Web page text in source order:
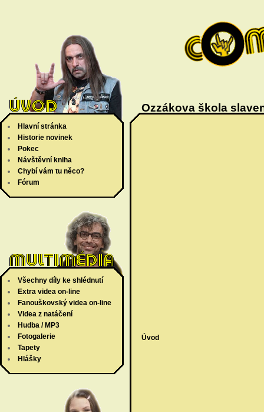
Hlavní stránka
Historie novinek
Pokec
Návštěvní kniha
Chybí vám tu něco?
Fórum
Všechny díly ke shlédnutí
Extra videa on-line
Fanouškovský videa on-line
Videa z natáčení
Hudba / MP3
Fotogalerie
Tapety
Hlášky
Ozzákova škola
Úvod